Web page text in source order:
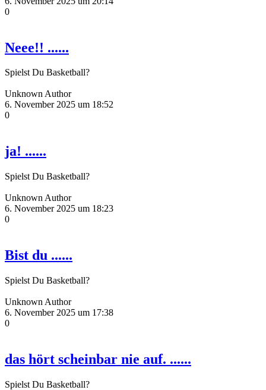
0
Neee!! ......
Spielst Du Basketball?
Unknown Author
6. November 2025 um 18:52
0
ja! ......
Spielst Du Basketball?
Unknown Author
6. November 2025 um 18:23
0
Bist du ......
Spielst Du Basketball?
Unknown Author
6. November 2025 um 17:38
0
das hört scheinbar nie auf. ......
Spielst Du Basketball?